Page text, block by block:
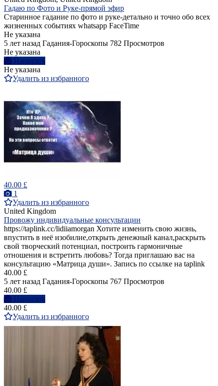
Гадаю по Фото и Руке-прямой эфир
Старинное гадание по фото и руке-детально и точно обо всех
жизненных событиях whatsapp FaceTime
Не указана
5 лет назад Гадания-Гороскопы 782 Просмотров
Не указана
Написать
Не указана
Удалить из избранного
40.00 £
1
Удалить из избранного
United Kingdom
Провожу индивидуальные консультации
https://taplink.cc/lidiiamorgan Хотите изменить свою жизнь,
впустить в неё изобилие,открыть денежный канал,раскрыть
свой творческий потенциал, построить гармоничные
отношения и встретить любовь? Тогда приглашаю вас на
консультацию «Матрица души». Запись по ссылке на taplink
40.00 £
5 лет назад Гадания-Гороскопы 767 Просмотров
40.00 £
Написать
40.00 £
Удалить из избранного